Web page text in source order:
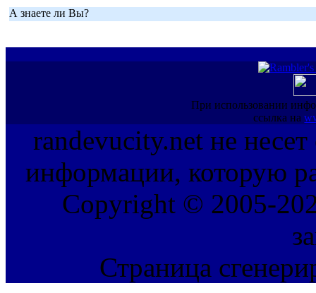
А знаете ли Вы?
При использовании
ссылка на
randevucity.net не несет
информации, которую
Copyright © 2005-
Страница